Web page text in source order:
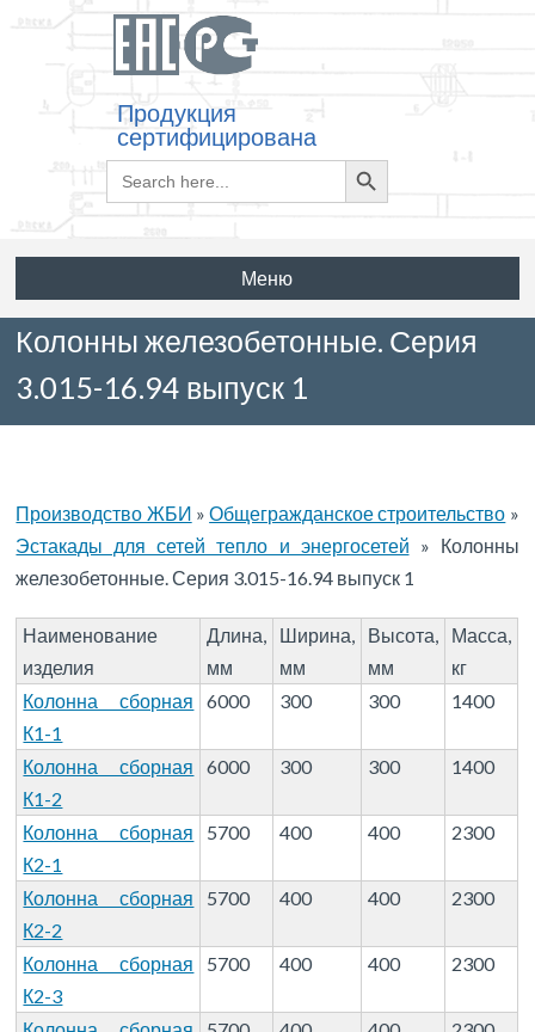
Продукция
сертифицирована
Search
for:
Search
Button
Меню
Колонны железобетонные. Серия
3.015-16.94 выпуск 1
Производство ЖБИ »Общегражданское строительство »
Эстакады для сетей тепло и энергосетей » Колонны
железобетонные. Серия 3.015-16.94 выпуск 1
Наименование
изделия
Длина,
мм
Ширина,
мм
Высота,
мм
Масса,
кг
Колонна сборная
К1-1
6000 300 300 1400
Колонна сборная
К1-2
6000 300 300 1400
Колонна сборная
К2-1
5700 400 400 2300
Колонна сборная
К2-2
5700 400 400 2300
Колонна сборная
К2-3
5700 400 400 2300